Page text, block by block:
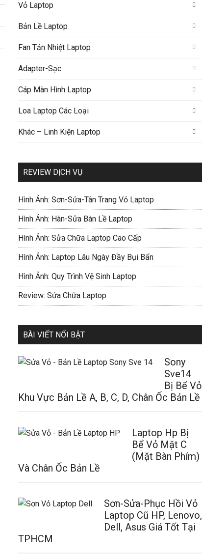
Vỏ Laptop
Bản Lề Laptop
Fan Tản Nhiệt Laptop
Adapter-Sạc
Cáp Màn Hình Laptop
Loa Laptop Các Loại
Khác – Linh Kiện Laptop
REVIEW DỊCH VỤ
Hình Ảnh: Sơn-Sửa-Tân Trang Vỏ Laptop
Hình Ảnh: Hàn-Sửa Bàn Lề Laptop
Hình Ảnh: Sửa Chữa Laptop Cao Cấp
Hình Ảnh: Laptop Lâu Ngày Đầy Bụi Bẩn
Hình Ảnh: Quy Trình Vệ Sinh Laptop
Review: Sửa Chữa Laptop
BÀI VIẾT NỔI BẬT
Sony
Sve14
Bị Bể Vỏ
Khu Vực Bản Lề A, B, C, D, Chân Ốc Bản Lề
Laptop Hp Bị
Bể Vỏ Mặt C
(Mặt Bàn Phím)
Và Chân Ốc Bản Lề
Sơn-Sửa-Phục Hồi Vỏ
Laptop Cũ HP, Lenovo,
Dell, Asus Giá Tốt Tại
TPHCM